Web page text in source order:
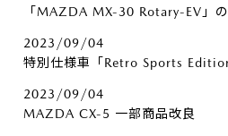
「MAZDA MX-30 Rotary-EV」
2023/09/04
特別仕様車「Retro Sports
2023/09/04
MAZDA CX-5 一部商品改良